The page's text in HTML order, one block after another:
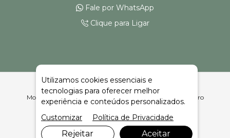
Fale por WhatsApp
Clique para Ligar
Montagem e Aluguel de Camarotes em São Nicolau | Celeiro
Feiras e Eventos
Utilizamos cookies essenciais e
tecnologias para oferecer melhor
experiência e conteúdos personalizados.
Customizar
Política de Privacidade
Rejeitar Aceitar